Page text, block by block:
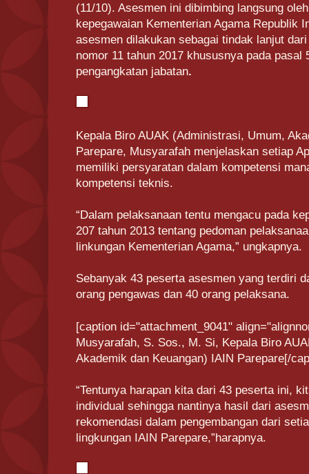
(11/10). Asesmen ini dibimbing langsung
kepegawaian Kementerian Agama Republik
asesmen dilakukan sebagai tindak lanjut
nomor 11 tahun 2017 khususnya pada pasal
pengangkatan jabatan.
Kepala Biro AUAK (Administrasi, Umum,
Parepare, Musyarafah menjelaskan setiap
memiliki persyaratan dalam kompetensi
kompetensi teknis.
“Dalam pelaksanaan tentu mengacu pada
207 tahun 2013 tentang pedoman
linkungan Kementerian Agama,” ungkapnya.
Sebanyak 43 peserta asesmen yang terdiri
orang pengawas dan 40 orang pelaksana.
[caption id="attachment_9041"
Musyarafah, S. Sos., M. Si, Kepala Biro
Akademik dan Keuangan) IAIN Parepare[/
“Tentunya harapan kita dari 43 peserta ini,
individual sehingga nantinya hasil dari
rekomendasi dalam pengembangan dari
lingkungan IAIN Parepare,”harapnya.